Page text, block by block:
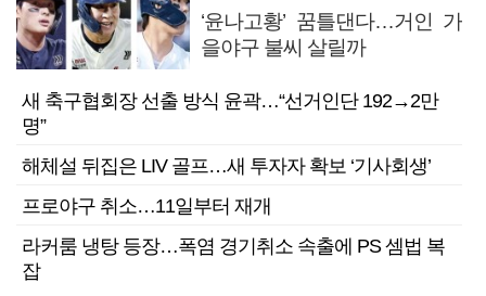
‘윤나고황’ 꿈틀댄다…거인 가
을야구 불씨 살릴까
새 축구협회장 선출 방식 윤곽…“선거인단 192→2만
명”
해체설 뒤집은 LIV 골프…새 투자자 확보 ‘기사회생’
프로야구 취소…11일부터 재개
라커룸 냉탕 등장…폭염 경기취소 속출에 PS 셈법 복
잡